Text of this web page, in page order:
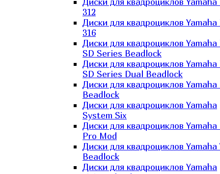
312
Диски для квадроциклов
316
Диски для квадроциклов
SD Series Beadlock
Диски для квадроциклов
SD Series Dual Beadlock
Диски для квадроциклов Yamaha
Beadlock
Диски для квадроциклов Yamaha
System Six
Диски для квадроциклов Yamaha
Pro Mod
Диски для квадроциклов Yamaha
Beadlock
Диски для квадроциклов Yamaha